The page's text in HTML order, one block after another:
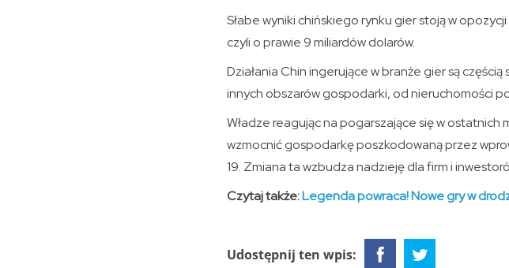
Słabe wyniki chińskiego rynku gier stoją w
czyli o prawie 9 miliardów dolarów.
Działania Chin ingerujące w branże gier są
innych obszarów gospodarki, od nieruchomości
Władze reagując na pogarszające się w ostatnich
wzmocnić gospodarkę poszkodowaną przez
19. Zmiana ta wzbudza nadzieję dla firm i
Czytaj także:Legenda powraca! Nowe gry w
Udostępnij ten wpis: